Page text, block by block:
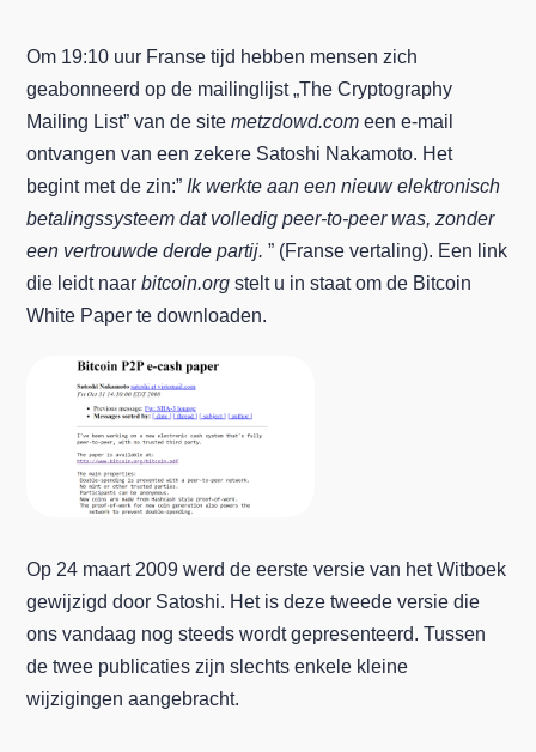
Om 19:10 uur Franse tijd hebben mensen zich
geabonneerd op de mailinglijst „The Cryptography
Mailing List” van de sitemetzdowd.com een e-mail
ontvangen van een zekere Satoshi Nakamoto. Het
begint met de zin:” Ik werkte aan een nieuw elektronisch
betalingssysteem dat volledig peer-to-peer was, zonder
een vertrouwde derde partij.” (Franse vertaling). Een link
die leidt naarbitcoin.org stelt u in staat om de Bitcoin
White Paper te downloaden.
Op 24 maart 2009 werd de eerste versie van het Witboek
gewijzigd door Satoshi. Het is deze tweede versie die
ons vandaag nog steeds wordt gepresenteerd. Tussen
de twee publicaties zijn slechts enkele kleine
wijzigingen aangebracht.